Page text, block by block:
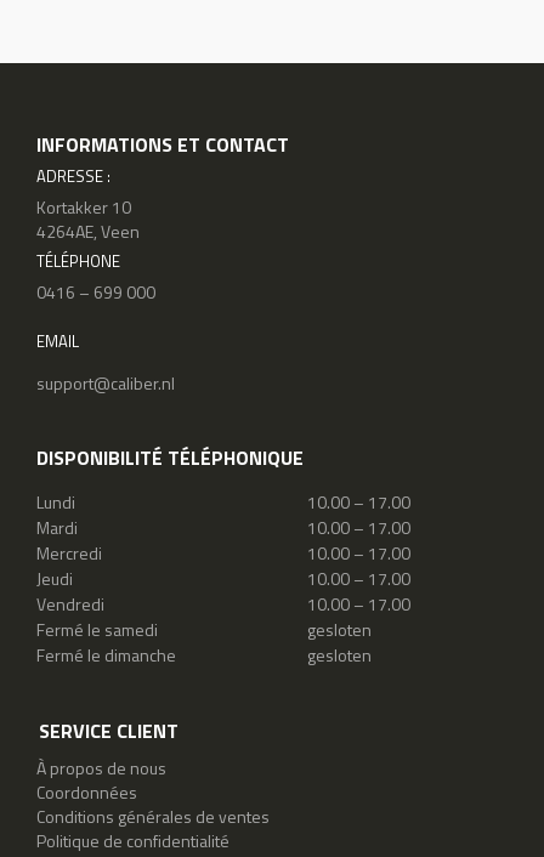
INFORMATIONS ET CONTACT
ADRESSE :
Kortakker 10
4264AE, Veen
TÉLÉPHONE
0416 – 699 000
EMAIL
support@caliber.nl
DISPONIBILITÉ TÉLÉPHONIQUE
Lundi
10.00 – 17.00
Mardi
10.00 – 17.00
Mercredi
10.00 – 17.00
Jeudi
10.00 – 17.00
Vendredi
10.00 – 17.00
Fermé le samedi
gesloten
Fermé le dimanche
gesloten
SERVICE CLIENT
À propos de nous
Coordonnées
Conditions générales de ventes
Politique de confidentialité